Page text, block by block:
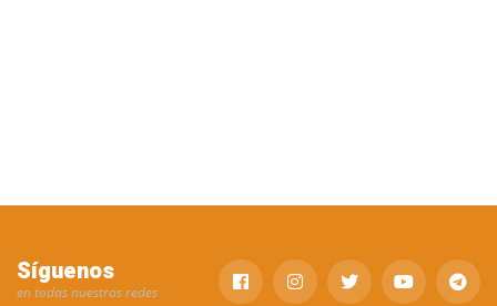
Síguenos
en todas nuestras redes